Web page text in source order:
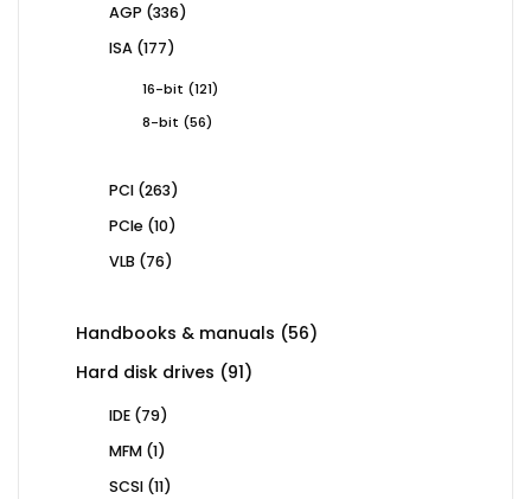
AGP 336336
ISA 177177
16-bit 121121
8-bit
5656
PCI 263263
PCIe 1010
VLB 7676
Handbooks & manuals 5656
Hard disk drives 9191
IDE 7979
MFM 11
SCSI 1111